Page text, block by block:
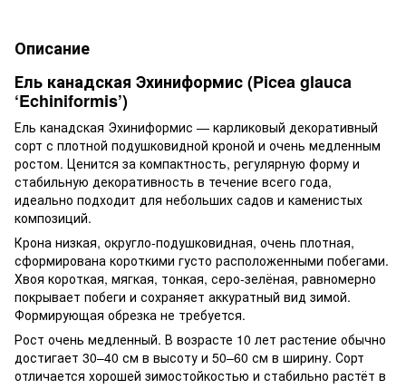
Описание
Ель канадская Эхиниформис (Picea glauca
‘Echiniformis’)
Ель канадская Эхиниформис — карликовый декоративный
сорт с плотной подушковидной кроной и очень медленным
ростом. Ценится за компактность, регулярную форму и
стабильную декоративность в течение всего года,
идеально подходит для небольших садов и каменистых
композиций.
Крона низкая, округло-подушковидная, очень плотная,
сформирована короткими густо расположенными побегами.
Хвоя короткая, мягкая, тонкая, серо-зелёная, равномерно
покрывает побеги и сохраняет аккуратный вид зимой.
Формирующая обрезка не требуется.
Рост очень медленный. В возрасте 10 лет растение обычно
достигает 30–40 см в высоту и 50–60 см в ширину. Сорт
отличается хорошей зимостойкостью и стабильно растёт в